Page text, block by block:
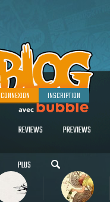
CONNEXION INSCRIPTION
REVIEWS PREVIEWS
PLUS